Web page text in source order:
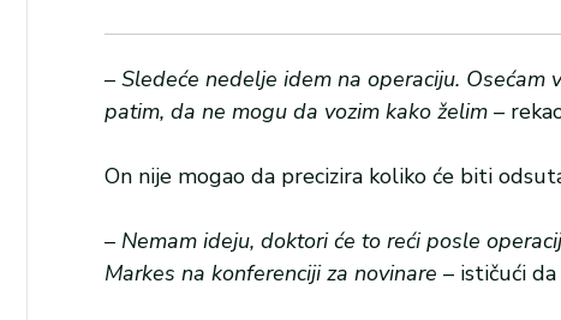
– Sledeće nedelje idem na operaciju.
patim, da ne mogu da vozim kako želim –
On nije mogao da precizira koliko će biti
– Nemam ideju, doktori će to reći posle
Markes na konferenciji za novinare – ističući